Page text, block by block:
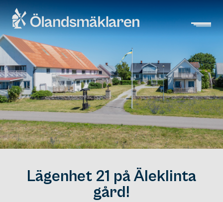
Lägenhet 21 på Äleklinta
gård!